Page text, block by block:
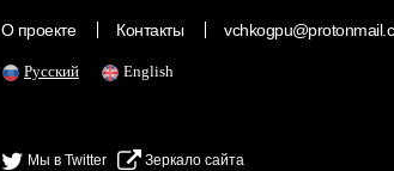
О проекте Контакты
Русский English
Мы в Twitter Зеркало сайта